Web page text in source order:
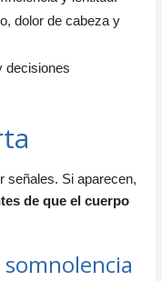
dolor de cabeza y
decisiones
señales. Si aparecen,
de que el cuerpo